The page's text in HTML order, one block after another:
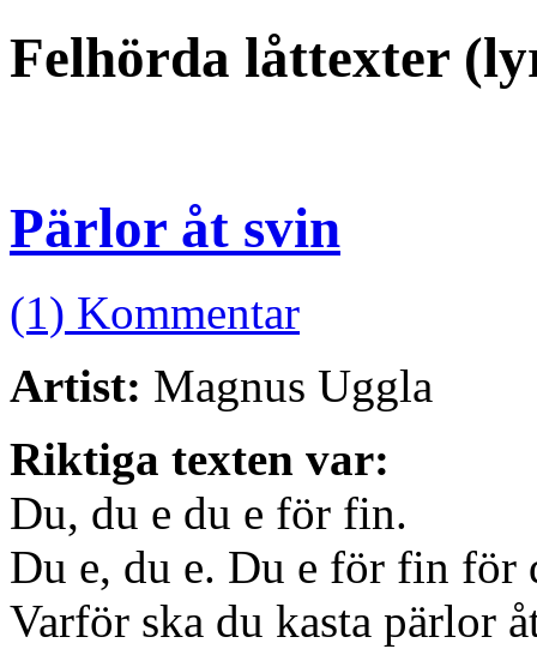
Felhörda låttexter
Pärlor åt svin
(1) Kommentar
Artist: Magnus Uggla
Riktiga texten var:
Du, du e du e för fin.
Du e, du e. Du e för fin för
Varför ska du kasta pärlor